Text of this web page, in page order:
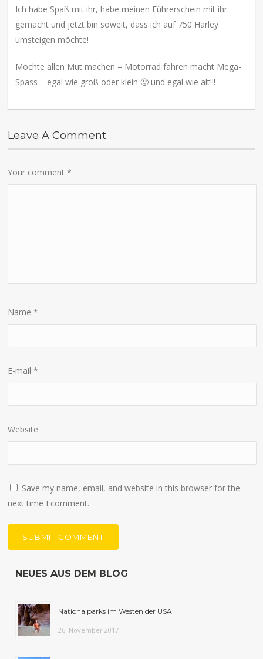
Ich habe Spaß mit ihr, habe meinen Führerschein mit ihr
gemacht und jetzt bin soweit, dass ich auf 750 Harley
umsteigen möchte!
Möchte allen Mut machen – Motorrad fahren macht Mega-
Spass – egal wie groß oder klein 🙂 und egal wie alt!!!
Leave A Comment
Your comment*
Name*
E-mail*
Website
Save my name, email, and website in this browser for the
next time I comment.
NEUES AUS DEM BLOG
Nationalparks im Westen der USA
26. November 2017